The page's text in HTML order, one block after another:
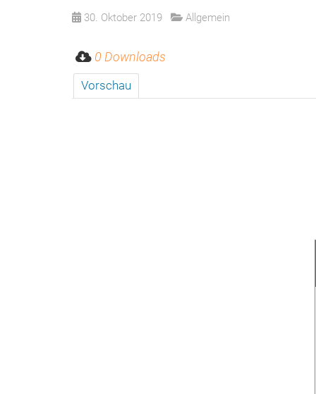
30. Oktober 2019 Allgemein
0 Downloads
Vorschau